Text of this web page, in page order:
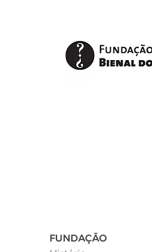
FUNDAÇÃO